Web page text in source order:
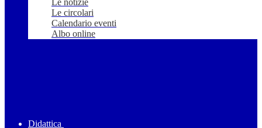
Le notizie
Le circolari
Calendario eventi
Albo online
Didattica